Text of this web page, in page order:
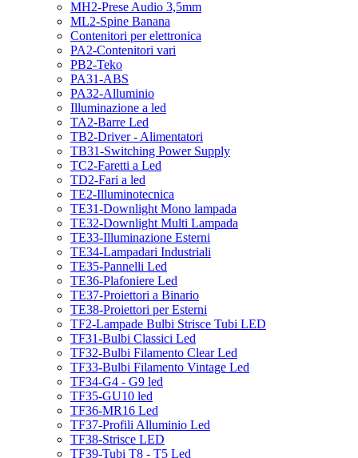
MH2-Prese Audio 3,5mm
ML2-Spine Banana
Contenitori per elettronica
PA2-Contenitori vari
PB2-Teko
PA31-ABS
PA32-Alluminio
Illuminazione a led
TA2-Barre Led
TB2-Driver - Alimentatori
TB31-Switching Power Supply
TC2-Faretti a Led
TD2-Fari a led
TE2-Illuminotecnica
TE31-Downlight Mono lampada
TE32-Downlight Multi Lampada
TE33-Illuminazione Esterni
TE34-Lampadari Industriali
TE35-Pannelli Led
TE36-Plafoniere Led
TE37-Proiettori a Binario
TE38-Proiettori per Esterni
TF2-Lampade Bulbi Strisce Tubi LED
TF31-Bulbi Classici Led
TF32-Bulbi Filamento Clear Led
TF33-Bulbi Filamento Vintage Led
TF34-G4 - G9 led
TF35-GU10 led
TF36-MR16 Led
TF37-Profili Alluminio Led
TF38-Strisce LED
TF39-Tubi T8 - T5 Led